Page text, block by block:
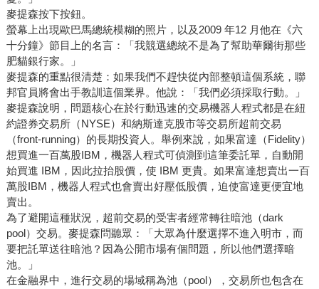
麥提森按下按鈕。
螢幕上出現歐巴馬總統模糊的照片，以及2009 年12 月他在《六
十分鐘》節目上的名言：「我競選總統不是為了幫助華爾街那些
肥貓銀行家。」
麥提森的重點很清楚：如果我們不趕快從內部整頓這個系統，聯
邦官員將會出手教訓這個業界。他說：「我們必須採取行動。」
麥提森說明，問題核心在於行動迅速的交易機器人程式都是在紐
約證券交易所（NYSE）和納斯達克股市等交易所超前交易
（front-running）的長期投資人。舉例來說，如果富達（Fidelity）
想買進一百萬股IBM，機器人程式可偵測到這筆委託單，自動開
始買進 IBM，因此拉抬股價，使 IBM 更貴。如果富達想賣出一百
萬股IBM，機器人程式也會賣出好壓低股價，迫使富達更便宜地
賣出。
為了避開這種狀況，超前交易的受害者經常轉往暗池（dark
pool）交易。麥提森問聽眾：「大眾為什麼選擇不進入明市，而
要把託單送往暗池？因為公開市場有個問題，所以他們選擇暗
池。」
在金融界中，進行交易的場域稱為池（pool），交易所也包含在